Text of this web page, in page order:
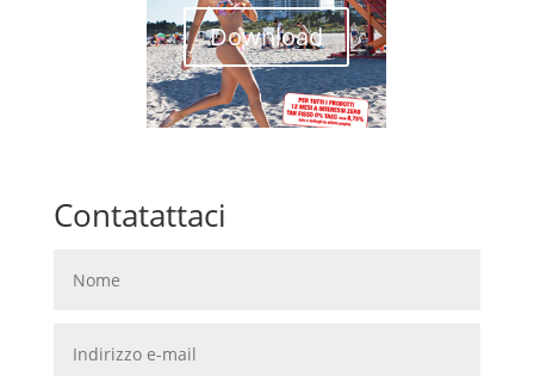
Download
Contatattaci